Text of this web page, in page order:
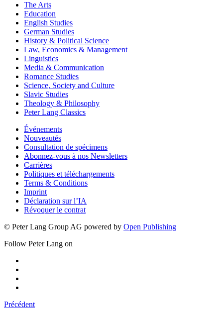
The Arts
Education
English Studies
German Studies
History & Political Science
Law, Economics & Management
Linguistics
Media & Communication
Romance Studies
Science, Society and Culture
Slavic Studies
Theology & Philosophy
Peter Lang Classics
Événements
Nouveautés
Consultation de spécimens
Abonnez-vous à nos Newsletters
Carrières
Politiques et téléchargements
Terms & Conditions
Imprint
Déclaration sur l’IA
Révoquer le contrat
© Peter Lang Group AG powered by Open Publishing
Follow Peter Lang on
Précédent